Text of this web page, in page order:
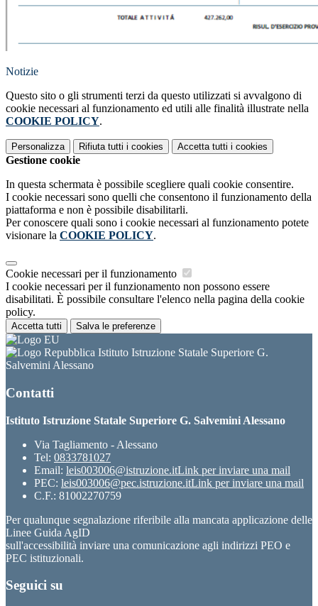
Notizie
Questo sito o gli strumenti terzi da questo utilizzati si avvalgono di
cookie necessari al funzionamento ed utili alle finalità illustrate nella
COOKIE POLICY.
Personalizza Rifiuta tutti i cookies Accetta tutti i cookies
Gestione cookie
In questa schermata è possibile scegliere quali cookie consentire.
I cookie necessari sono quelli che consentono il funzionamento della
piattaforma e non è possibile disabilitarli.
Per conoscere quali sono i cookie necessari al funzionamento potete
visionare la COOKIE POLICY.
Cookie necessari per il funzionamento
I cookie necessari per il funzionamento non possono essere
disabilitati. È possibile consultare l'elenco nella pagina della cookie
policy.
Accetta tutti Salva le preferenze
Istituto Istruzione Statale Superiore G.
Salvemini Alessano
Contatti
Istituto Istruzione Statale Superiore G. Salvemini Alessano
Via Tagliamento - Alessano
Tel: 0833781027
Email: leis003006@istruzione.itLink per inviare una mail
PEC: leis003006@pec.istruzione.itLink per inviare una mail
C.F.: 81002270759
Per qualunque segnalazione riferibile alla mancata applicazione delle
Linee Guida AgID
sull'accessibilità inviare una comunicazione agli indirizzi PEO e
PEC istituzionali.
Seguici su